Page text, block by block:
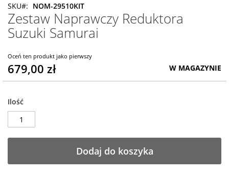
SKU NOM-29510KIT
Zestaw Naprawczy Reduktora
Suzuki Samurai
Oceń ten produkt jako pierwszy
679,00 zł W MAGAZYNIE
Ilość
Dodaj do koszyka
Przejdź
na
początek
galerii